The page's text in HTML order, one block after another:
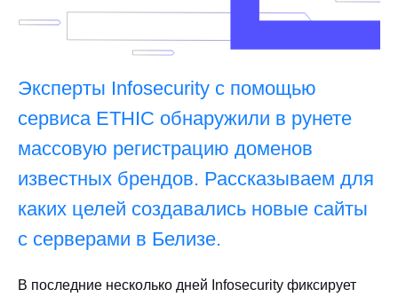
Эксперты Infosecurity с помощью
сервиса ETHIC обнаружили в рунете
массовую регистрацию доменов
известных брендов. Рассказываем для
каких целей создавались новые сайты
с серверами в Белизе.
В последние несколько дней Infosecurity фиксирует